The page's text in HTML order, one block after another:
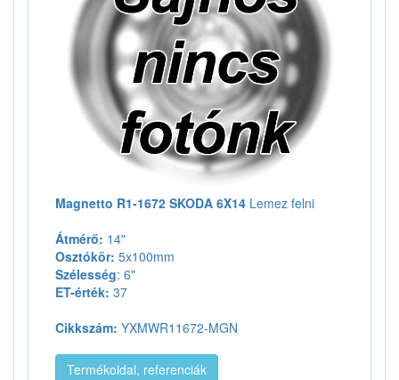
Magnetto R1-1672 SKODA 6X14 Lemez felni
Átmérő: 14"
Osztókör: 5x100mm
Szélesség: 6"
ET-érték: 37
Cikkszám: YXMWR11672-MGN
Termékoldal, referenciák